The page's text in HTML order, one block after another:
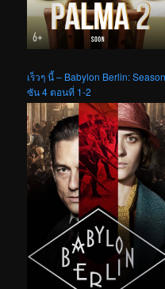
เร็วๆ นี้ – Babylon Berlin:
ซัน 4 ตอนที่ 1-2